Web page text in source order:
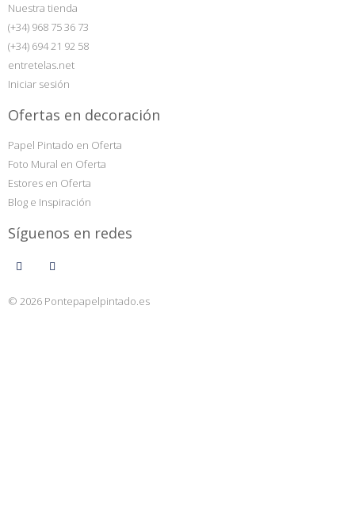
Nuestra tienda
(+34) 968 75 36 73
(+34) 694 21 92 58
entretelas.net
Iniciar sesión
Ofertas en decoración
Papel Pintado en Oferta
Foto Mural en Oferta
Estores en Oferta
Blog e Inspiración
Síguenos en redes
© 2026 Pontepapelpintado.es